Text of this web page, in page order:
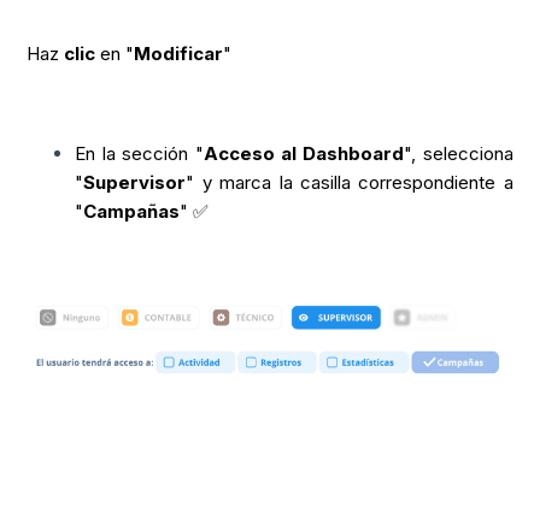
Haz clic en "Modificar"
En la sección "Acceso al Dashboard", selecciona
"Supervisor" y marca la casilla correspondiente a
"Campañas" ✅